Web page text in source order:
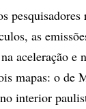
as
aceleração e
mapas: o de
interior